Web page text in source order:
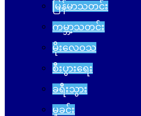
မြန်မာသတင်း
ကမ္ဘာ့သတင်း
မိုးလေဝသ
စီးပွားရေး
ခရီးသွား
မှုခင်း